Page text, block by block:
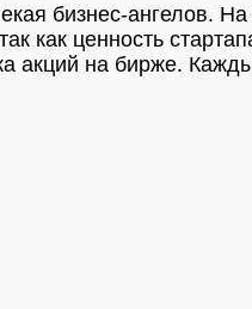
бизнес-ангелов.
как ценность
акций на бирже.